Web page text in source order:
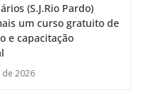
(S.J.Rio Pardo)
um curso gratuito de
e capacitação
2026